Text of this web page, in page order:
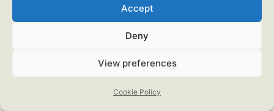
Accept
Deny
View preferences
Cookie Policy